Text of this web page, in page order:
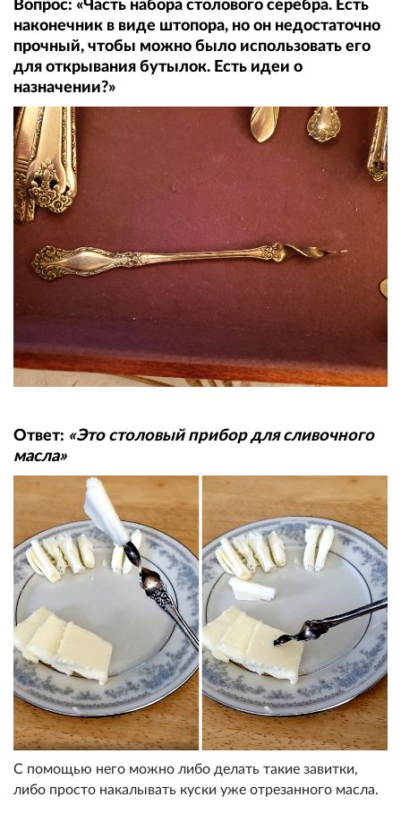
Вопрос: «Часть набора столового серебра. Есть
наконечник в виде штопора, но он недостаточно
прочный, чтобы можно было использовать его
для открывания бутылок. Есть идеи о
назначении?»
Ответ: «Это столовый прибор для сливочного
масла»
С помощью него можно либо делать такие завитки,
либо просто накалывать куски уже отрезанного масла.